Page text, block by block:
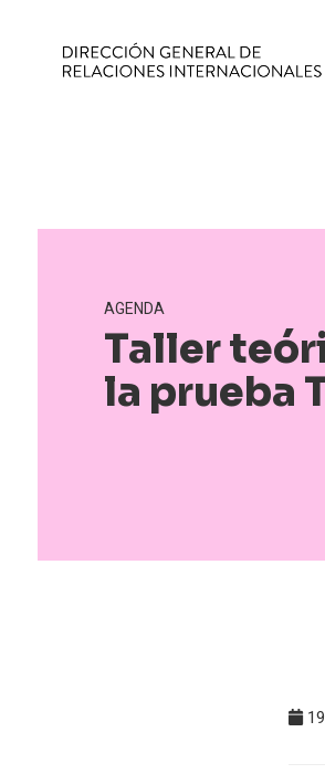
AGENDA
Taller
la prueba